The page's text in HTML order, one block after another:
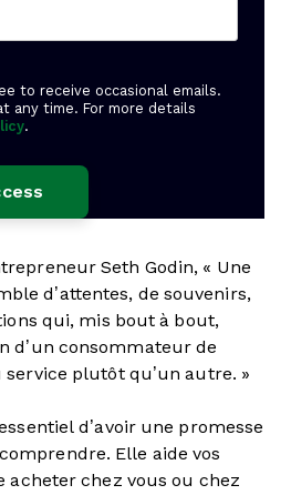
to receive occasional emails.
any time. For more details
.
Seth Godin, « Une
d’attentes, de souvenirs,
qui, mis bout à bout,
d’un consommateur de
plutôt qu’un autre. »
d’avoir une promesse
Elle aide vos
acheter chez vous ou chez